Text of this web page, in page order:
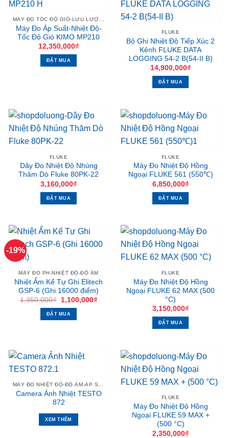
Máy Đo Áp Suất-Nhiệt Độ-
Tốc Độ Gió KIMO MP210
12,350,000₫
ĐẶT MUA
FLUKE
Bộ Ghi Nhiệt Độ Tiếp Xúc 2
Kênh FLUKE DATA
LOGGING 54-2 B(54-II B)
14,900,000₫
ĐẶT MUA
FLUKE
Dây Đo Nhiệt Độ Nhúng
Thăm Dò Fluke 80PK-22
3,160,000₫
ĐẶT MUA
FLUKE
Máy Đo Nhiệt Độ Hồng
Ngoại FLUKE 561 (550℃)
6,850,000₫
ĐẶT MUA
-19%
MÁY ĐO PH-NHIỆT ĐỘ-ĐỘ ẨM
Nhiệt Ẩm Kế Tự Ghi Elitech
GSP-6 (Ghi 16000 điểm)
1,350,000₫
Giá
gốc
là:
1,350,000₫.
1,100,000₫Giá
ĐẶT MUA
FLUKE
Máy Đo Nhiệt Độ Hồng
Ngoại FLUKE 62 MAX (500
°C)
3,150,000₫
ĐẶT MUA
MÁY ĐO NHIỆT ĐỘ-ĐỘ ẨM-ÁP SUẤT
Camera Ảnh Nhiệt TESTO
872
XEM THÊM
FLUKE
Máy Đo Nhiệt Độ Hồng
Ngoại FLUKE 59 MAX +
(500 °C)
2,350,000₫